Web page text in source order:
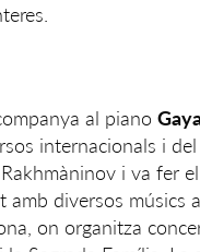
al piano
internacionals i
i va fer
amb diversos músics
on organitza